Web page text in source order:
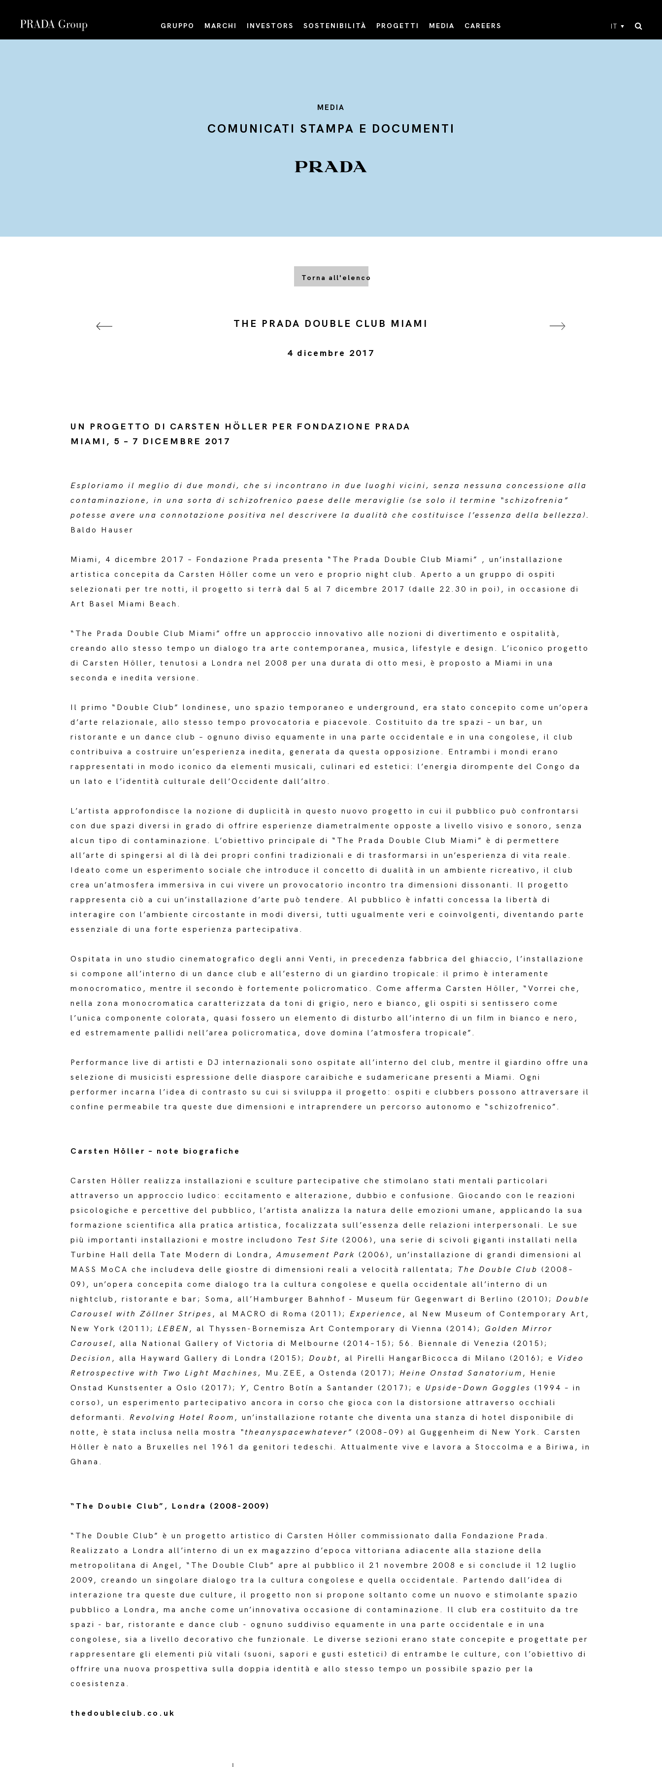
GRUPPO MARCHI INVESTORS SOSTENIBILITÀ PROGETTI MEDIA CAREERS IT
MEDIA
COMUNICATI STAMPA E DOCUMENTI
Torna all'elenco
THE PRADA DOUBLE CLUB MIAMI
4 dicembre 2017
UN PROGETTO DI CARSTEN HÖLLER PER FONDAZIONE PRADA
MIAMI, 5 – 7 DICEMBRE 2017
Esploriamo il meglio di due mondi, che si incontrano in due luoghi vicini, senza nessuna concessione alla
contaminazione, in una sorta di schizofrenico paese delle meraviglie (se solo il termine “schizofrenia”
potesse avere una connotazione positiva nel descrivere la dualità che costituisce l’essenza della bellezza).
Baldo Hauser
Miami, 4 dicembre 2017 – Fondazione Prada presenta “The Prada Double Club Miami” , un’installazione
artistica concepita da Carsten Höller come un vero e proprio night club. Aperto a un gruppo di ospiti
selezionati per tre notti, il progetto si terrà dal 5 al 7 dicembre 2017 (dalle 22.30 in poi), in occasione di
Art Basel Miami Beach.
“The Prada Double Club Miami” offre un approccio innovativo alle nozioni di divertimento e ospitalità,
creando allo stesso tempo un dialogo tra arte contemporanea, musica, lifestyle e design. L’iconico progetto
di Carsten Höller, tenutosi a Londra nel 2008 per una durata di otto mesi, è proposto a Miami in una
seconda e inedita versione.
Il primo “Double Club” londinese, uno spazio temporaneo e underground, era stato concepito come un’opera
d’arte relazionale, allo stesso tempo provocatoria e piacevole. Costituito da tre spazi – un bar, un
ristorante e un dance club – ognuno diviso equamente in una parte occidentale e in una congolese, il club
contribuiva a costruire un’esperienza inedita, generata da questa opposizione. Entrambi i mondi erano
rappresentati in modo iconico da elementi musicali, culinari ed estetici: l’energia dirompente del Congo da
un lato e l’identità culturale dell’Occidente dall’altro.
L’artista approfondisce la nozione di duplicità in questo nuovo progetto in cui il pubblico può confrontarsi
con due spazi diversi in grado di offrire esperienze diametralmente opposte a livello visivo e sonoro, senza
alcun tipo di contaminazione. L’obiettivo principale di “The Prada Double Club Miami” è di permettere
all’arte di spingersi al di là dei propri confini tradizionali e di trasformarsi in un’esperienza di vita reale.
Ideato come un esperimento sociale che introduce il concetto di dualità in un ambiente ricreativo, il club
crea un’atmosfera immersiva in cui vivere un provocatorio incontro tra dimensioni dissonanti. Il progetto
rappresenta ciò a cui un’installazione d’arte può tendere. Al pubblico è infatti concessa la libertà di
interagire con l’ambiente circostante in modi diversi, tutti ugualmente veri e coinvolgenti, diventando parte
essenziale di una forte esperienza partecipativa.
Ospitata in uno studio cinematografico degli anni Venti, in precedenza fabbrica del ghiaccio, l’installazione
si compone all’interno di un dance club e all’esterno di un giardino tropicale: il primo è interamente
monocromatico, mentre il secondo è fortemente policromatico. Come afferma Carsten Höller, “Vorrei che,
nella zona monocromatica caratterizzata da toni di grigio, nero e bianco, gli ospiti si sentissero come
l’unica componente colorata, quasi fossero un elemento di disturbo all’interno di un film in bianco e nero,
ed estremamente pallidi nell’area policromatica, dove domina l’atmosfera tropicale”.
Performance live di artisti e DJ internazionali sono ospitate all’interno del club, mentre il giardino offre una
selezione di musicisti espressione delle diaspore caraibiche e sudamericane presenti a Miami. Ogni
performer incarna l’idea di contrasto su cui si sviluppa il progetto: ospiti e clubbers possono attraversare il
confine permeabile tra queste due dimensioni e intraprendere un percorso autonomo e “schizofrenico”.
Carsten Höller – note biografiche
Carsten Höller realizza installazioni e sculture partecipative che stimolano stati mentali particolari
attraverso un approccio ludico: eccitamento e alterazione, dubbio e confusione. Giocando con le reazioni
psicologiche e percettive del pubblico, l’artista analizza la natura delle emozioni umane, applicando la sua
formazione scientifica alla pratica artistica, focalizzata sull’essenza delle relazioni interpersonali. Le sue
più importanti installazioni e mostre includono Test Site (2006), una serie di scivoli giganti installati nella
Turbine Hall della Tate Modern di Londra, Amusement Park (2006), un’installazione di grandi dimensioni al
MASS MoCA che includeva delle giostre di dimensioni reali a velocità rallentata; The Double Club (2008–
09), un’opera concepita come dialogo tra la cultura congolese e quella occidentale all’interno di un
nightclub, ristorante e bar; Soma, all’Hamburger Bahnhof - Museum für Gegenwart di Berlino (2010);Double
Carousel with Zöllner Stripes , al MACRO di Roma (2011);Experience , al New Museum of Contemporary Art,
New York (2011);LEBEN , al Thyssen-Bornemisza Art Contemporary di Vienna (2014); Golden Mirror
Carousel , alla National Gallery of Victoria di Melbourne (2014–15); 56. Biennale di Venezia (2015);
Decision , alla Hayward Gallery di Londra (2015);Doubt, al Pirelli HangarBicocca di Milano (2016); e Video
Retrospective with Two Light Machines,
Mu.ZEE, a Ostenda (2017);Heine Onstad Sanatorium , Henie
Onstad Kunstsenter a Oslo (2017); Y, Centro Botín a Santander (2017); e Upside–Down Goggles (1994 – in
corso), un esperimento partecipativo ancora in corso che gioca con la distorsione attraverso occhiali
deformanti.
Revolving Hotel Room , un’installazione rotante che diventa una stanza di hotel disponibile di
notte, è stata inclusa nella mostra
“theanyspacewhatever” (2008–09) al Guggenheim di New York. Carsten
Höller è nato a Bruxelles nel 1961 da genitori tedeschi. Attualmente vive e lavora a Stoccolma e a Biriwa, in
Ghana.
“The Double Club”, Londra (2008-2009)
“The Double Club” è un progetto artistico di Carsten Höller commissionato dalla Fondazione Prada.
Realizzato a Londra all’interno di un ex magazzino d’epoca vittoriana adiacente alla stazione della
metropolitana di Angel, “The Double Club” apre al pubblico il 21 novembre 2008 e si conclude il 12 luglio
2009, creando un singolare dialogo tra la cultura congolese e quella occidentale. Partendo dall’idea di
interazione tra queste due culture, il progetto non si propone soltanto come un nuovo e stimolante spazio
pubblico a Londra, ma anche come un’innovativa occasione di contaminazione. Il club era costituito da tre
spazi - bar, ristorante e dance club - ognuno suddiviso equamente in una parte occidentale e in una
congolese, sia a livello decorativo che funzionale. Le diverse sezioni erano state concepite e progettate per
rappresentare gli elementi più vitali (suoni, sapori e gusti estetici) di entrambe le culture, con l’obiettivo di
offrire una nuova prospettiva sulla doppia identità e allo stesso tempo un possibile spazio per la
coesistenza.
thedoubleclub.co.uk